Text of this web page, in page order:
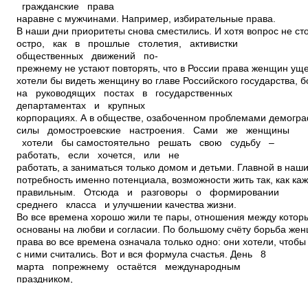
гражданские права
наравне с мужчинами. Например, избирательные права.
В наши дни приоритеты снова сместились. И хотя вопрос не
остро, как в прошлые столетия, активистки
общественных движений по­
прежнему не устают повторять, что в России права женщин
хотели бы видеть женщину во главе Российского государства,
на руководящих постах в государственных
департаментах и крупных
корпорациях. А в обществе, озабоченном проблемами
силы домостроевские настроения. Сами же женщины
хотели бы самостоятельно решать свою судьбу –
работать, если хочется, или не
работать, а заниматься только домом и детьми. Главной в
потребность именно потенциала, возможности жить так, как
правильным. Отсюда и разговоры о формировании
среднего класса и улучшении качества жизни.
Во все времена хорошо жили те пары, отношения между
основаны на любви и согласии. По большому счёту борьба
права во все времена означала только одно: они хотели,
с ними считались. Вот и вся формула счастья. День 8
марта по­прежнему остаётся международным
праздником,